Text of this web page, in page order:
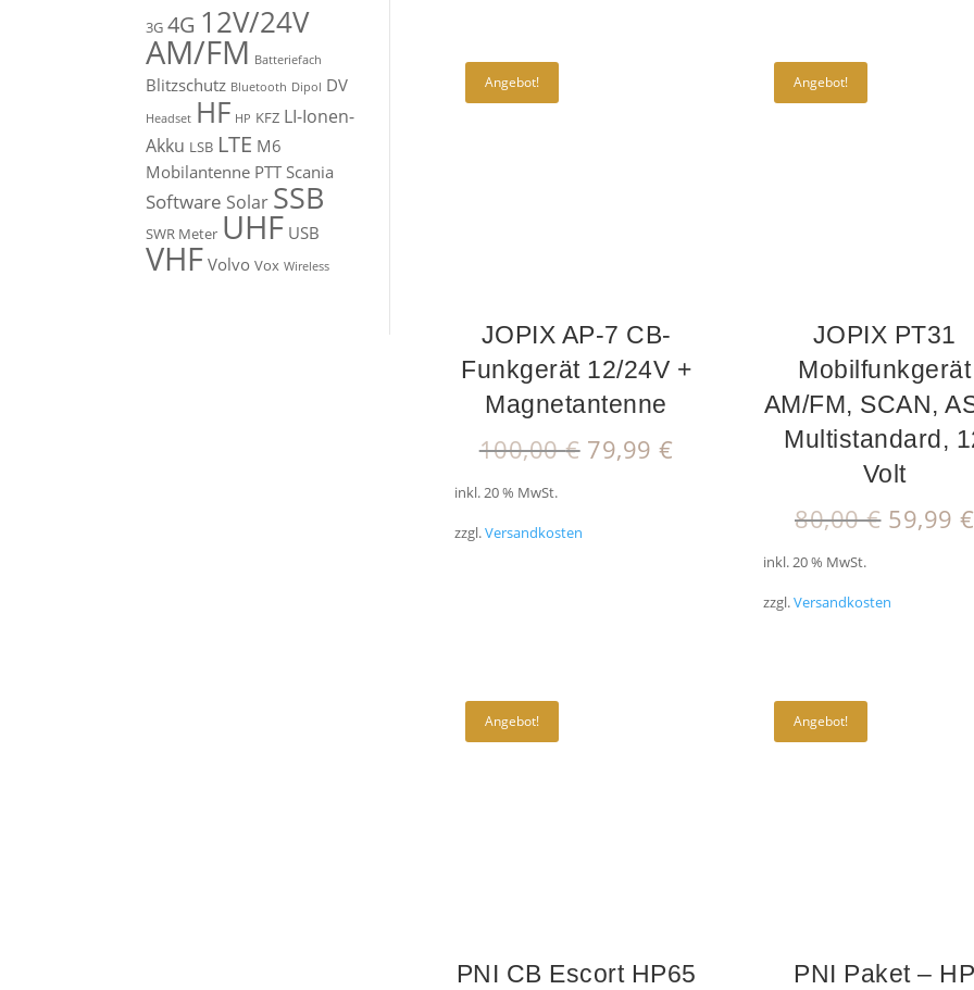
3G 4G 12V/24V
AM/FM Batteriefach
Blitzschutz Bluetooth Dipol DV
Headset HF HP KFZ LI-Ionen-
Akku LSB LTE M6
Mobilantenne PTT Scania
Software Solar SSB
SWR Meter UHF USB
VHF Volvo Vox Wireless
Angebot!
JOPIX AP-7 CB-
Funkgerät 12/24V +
Magnetantenne
100,00€ Ursprünglicher
79,99€Aktueller
inkl. 20 % MwSt.
zzgl.Versandkosten
Angebot!
JOPIX PT31
Mobilfunkgerät
AM/FM, SCAN,
Multistandard,
Volt
80,00€
80,00 €
59,99 €
inkl. 20 % MwSt.
zzgl.Versandkosten
Angebot!
PNI CB Escort HP65
Angebot!
PNI Paket – HP